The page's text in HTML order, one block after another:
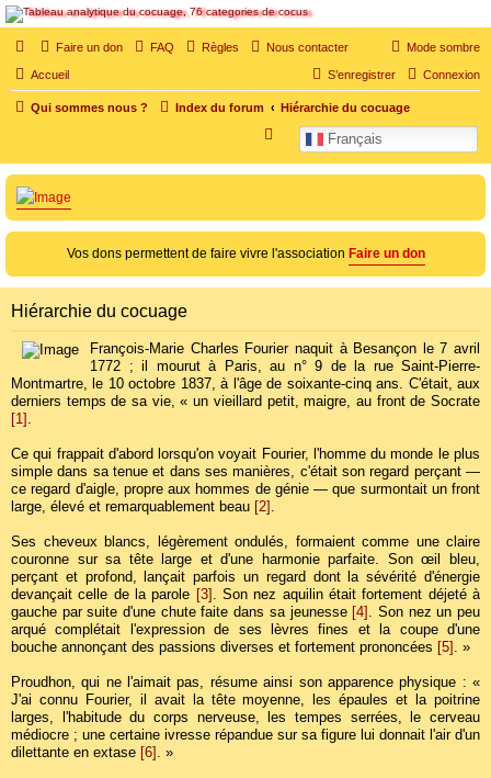
SOS cocu
SOS cocu est une association loi 1901 dont l'objet est le soutien aux victimes d'adultère.
Pouvoir parler, se confier, recevoir un soutien moral pour traverser une situation
Mode sombre
Faire un don FAQ Règles Nous contacter
Accueil Connexion
S’enregistrer
Qui sommes nous ? Index du forum Hiérarchie du cocuage
Français
c
e
r
Vos dons permettent de faire vivre l'association Faire un don
Hiérarchie du cocuage
François-Marie Charles Fourier naquit à Besançon le 7 avril
1772 ; il mourut à Paris, au n° 9 de la rue Saint-Pierre-
Montmartre, le 10 octobre 1837, à l'âge de soixante-cinq ans. C'était, aux
derniers temps de sa vie, « un vieillard petit, maigre, au front de Socrate
[1] .
Ce qui frappait d'abord lorsqu'on voyait Fourier, l'homme du monde le plus
simple dans sa tenue et dans ses manières, c'était son regard perçant —
ce regard d'aigle, propre aux hommes de génie — que surmontait un front
large, élevé et remarquablement beau [2] .
Ses cheveux blancs, légèrement ondulés, formaient comme une claire
couronne sur sa tête large et d'une harmonie parfaite. Son œil bleu,
perçant et profond, lançait parfois un regard dont la sévérité d'énergie
devançait celle de la parole [3] . Son nez aquilin était fortement déjeté à
gauche par suite d'une chute faite dans sa jeunesse [4] . Son nez un peu
arqué complétait l'expression de ses lèvres fines et la coupe d'une
bouche annonçant des passions diverses et fortement prononcées [5] . »
Proudhon, qui ne l'aimait pas, résume ainsi son apparence physique : «
J'ai connu Fourier, il avait la tête moyenne, les épaules et la poitrine
larges, l'habitude du corps nerveuse, les tempes serrées, le cerveau
médiocre ; une certaine ivresse répandue sur sa figure lui donnait l'air d'un
dilettante en extase [6] . »